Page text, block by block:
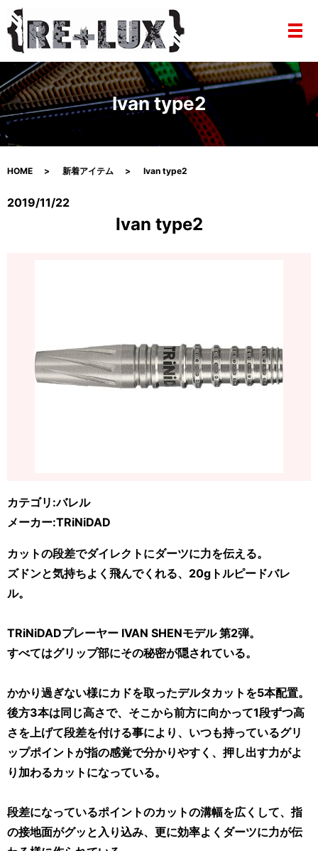
メ
Ivan type2
HOME 新着アイテム Ivan type2
2019/11/22
Ivan type2
カテゴリ:バレル
メーカー:TRiNiDAD
カットの段差でダイレクトにダーツに力を伝える。
ズドンと気持ちよく飛んでくれる、20gトルピードバレ
ル。
TRiNiDADプレーヤー IVAN SHENモデル 第2弾。
すべてはグリップ部にその秘密が隠されている。
かかり過ぎない様にカドを取ったデルタカットを5本配置。
後方3本は同じ高さで、そこから前方に向かって1段ずつ高
さを上げて段差を付ける事により、いつも持っているグリ
ップポイントが指の感覚で分かりやすく、押し出す力がよ
り加わるカットになっている。
段差になっているポイントのカットの溝幅を広くして、指
の接地面がグッと入り込み、更に効率よくダーツに力が伝